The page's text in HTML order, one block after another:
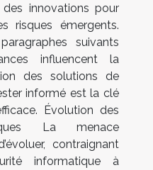
innovations pour
risques émergents.
suivants
influencent la
des solutions de
informé est la clé
Évolution des
La menace
contraignant
informatique à